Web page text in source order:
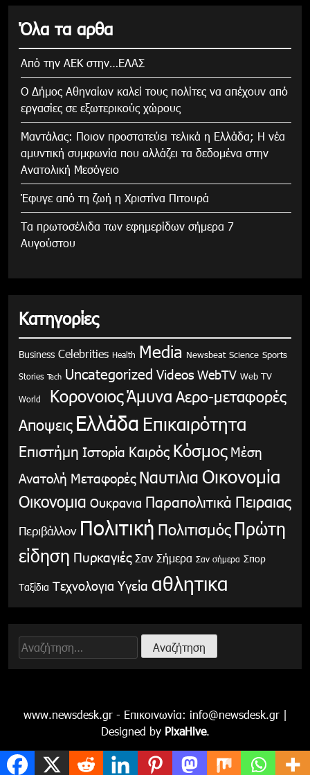
Όλα τα αρθα
Από την ΑΕΚ στην…ΕΛΑΣ
Ο Δήμος Αθηναίων καλεί τους πολίτες να απέχουν από
εργασίες σε εξωτερικούς χώρους
Μαντάλας: Ποιον προστατεύει τελικά η Ελλάδα; Η νέα
αμυντική συμφωνία που αλλάζει τα δεδομένα στην
Ανατολική Μεσόγειο
Έφυγε από τη ζωή η Χριστίνα Πιτουρά
Τα πρωτοσέλιδα των εφημερίδων σήμερα 7
Αυγούστου
Κατηγορίες
Business Celebrities Health Media Newsbeat Science Sports
Stories Tech Uncategorized Videos WebTV Web TV
World ΚορονοιοςΆμυνα Αερο-μεταφορές
Αποψεις Ελλάδα Επικαιρότητα
Επιστήμη Ιστορία Καιρός Κόσμος Μέση
Ανατολή Μεταφορές Ναυτιλια Οικονομία
Οικονομια Ουκρανια Παραπολιτικά Πειραιας
Περιβάλλον Πολιτική Πολιτισμός Πρώτη
είδηση Πυρκαγιές Σαν Σήμερα Σαν σήμερα Σπορ
Ταξίδια Τεχνολογια Υγεία αθλητικα
Αναζήτηση
για:
www.newsdesk.gr - Επικοινωνία: info@newsdesk.gr |
Designed by PixaHive.